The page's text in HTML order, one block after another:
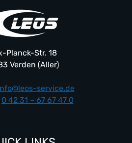
Planck-Str. 18
Verden (Aller)
service.de
0 42 31 – 67 67 47 0